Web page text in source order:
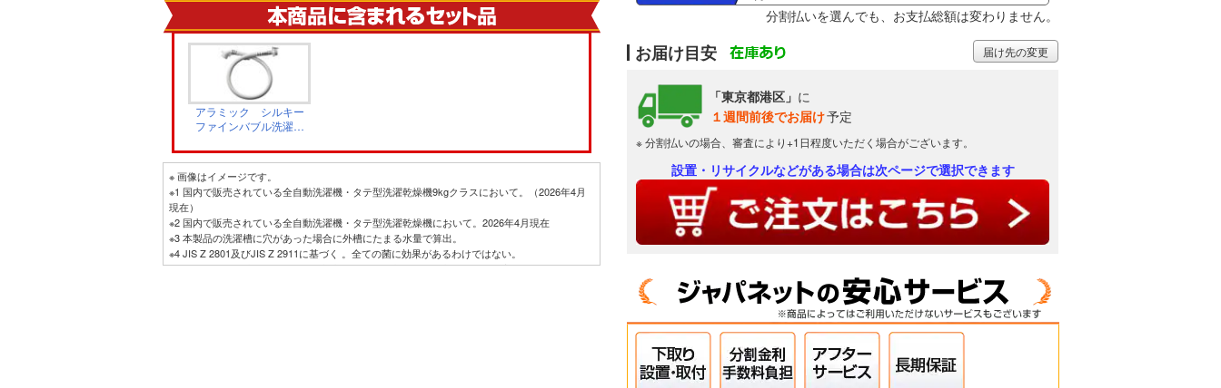
アラミック シルキー
ファインバブル洗濯ホ
※ 画像はイメージです。
※1 国内で販売されている全自動洗濯機・タテ型洗濯乾燥機9kgクラスにおいて。（2026年4月
現在）
※2 国内で販売されている全自動洗濯機・タテ型洗濯乾燥機において。2026年4月現在
※3 本製品の洗濯槽に穴があった場合に外槽にたまる水量で算出。
※4 JIS Z 2801及びJIS Z 2911に基づく 。全ての菌に効果があるわけではない。
※5 標準コース（洗濯・4kg）、給水時間を除く「洗い」工程時間。2022年度モデル＜ES-GV9G
分割払いを選んでも、お支払総額は変わりません。
お届け目安
「東京都港区」 に
１週間前後でお届け予定
※ 分割払いの場合、審査により+1日程度いただく場合がございます。
届け先の変更
設置・リサイクルなどがある場合は次ページで選択できます